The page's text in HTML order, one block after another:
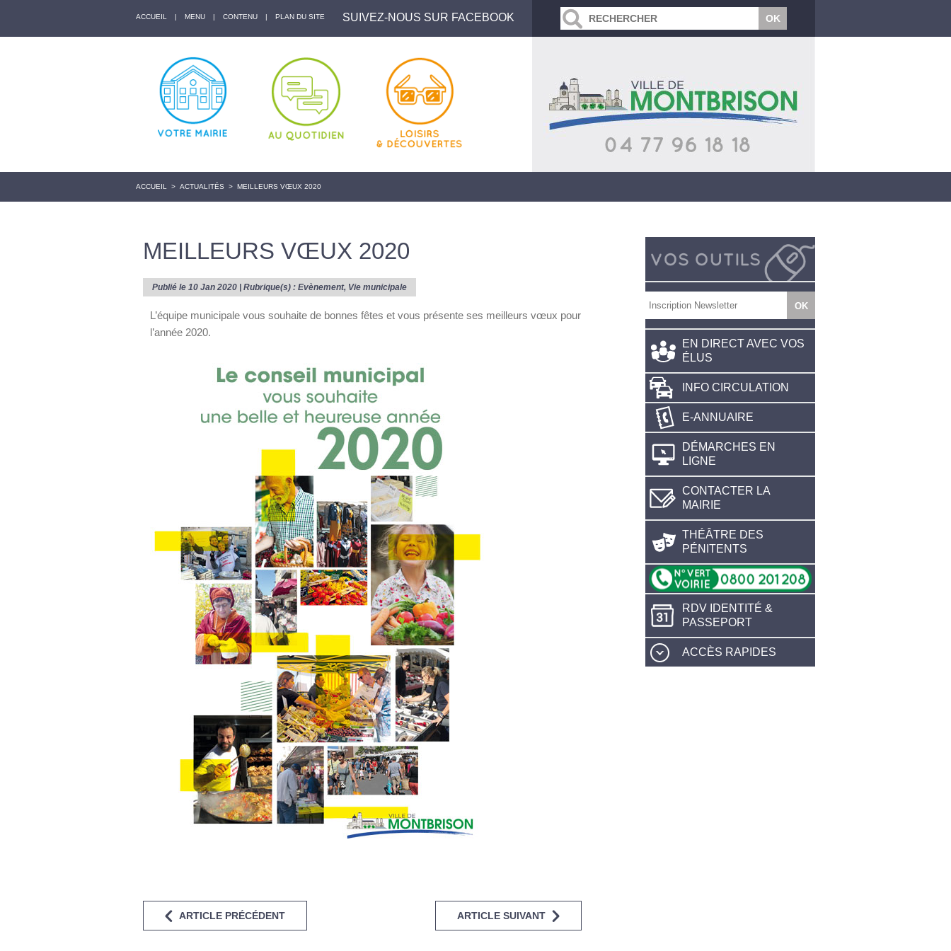
ACCUEIL | MENU | CONTENU | PLAN DU SITE SUIVEZ-NOUS SUR FACEBOOK
ACCUEIL > ACTUALITÉS > MEILLEURS VŒUX 2020
MEILLEURS VŒUX 2020
Publié le 10 Jan 2020 | Rubrique(s) : Evènement, Vie municipale
L’équipe municipale vous souhaite de bonnes fêtes et vous présente ses meilleurs vœux pour
l’année 2020.
ARTICLE PRÉCÉDENT ARTICLE SUIVANT
EN DIRECT AVEC VOS
ÉLUS
INFO CIRCULATION
E-ANNUAIRE
DÉMARCHES EN
LIGNE
CONTACTER LA
MAIRIE
THÉÂTRE DES
PÉNITENTS
RDV IDENTITÉ &
PASSEPORT
ACCÈS RAPIDES